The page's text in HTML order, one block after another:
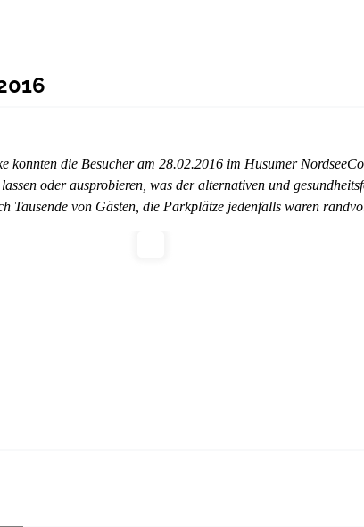
konnten die Besucher am 28.02.2016 im Husumer
oder ausprobieren, was der alternativen und
Tausende von Gästen, die Parkplätze jedenfalls waren